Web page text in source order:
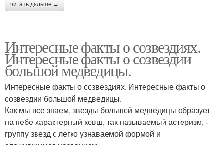
читать дальше →
Интересные факты о созвездиях.
Интересные факты о созвездии
большой медведицы.
Интересные факты о созвездиях. Интересные факты о
созвездии большой медведицы.
Как мы все знаем, звезды большой медведицы образует
на небе характерный ковш, так называемый астеризм, -
группу звезд с легко узнаваемой формой и